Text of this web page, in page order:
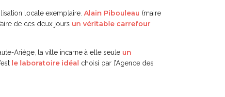
locale exemplaire. Alain Pibouleau (maire
de ces deux jours un véritable carrefour
Ariège, la ville incarne à elle seule un
le laboratoire idéal choisi par l’Agence des